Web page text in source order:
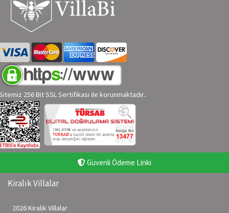
256 Bit SSL Sertifikası ile korunmaktadır..
Güvenli Ödeme Linki
Kiralık Villalar
2026 Kiralık Villalar